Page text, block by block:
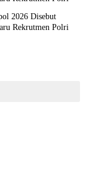
2026 Disebut
Rekrutmen Polri